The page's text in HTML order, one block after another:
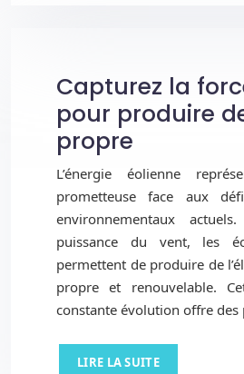
Capturez la
pour produire
propre
L’énergie éolienne
prometteuse face aux
environnementaux
puissance du vent, les
permettent de produire de
propre et renouvelable.
constante évolution offre des
LIRE LA SUITE